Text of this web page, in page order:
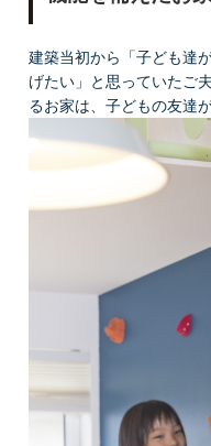
建築当初から「子ども達
げたい」と思っていたご
るお家は、子どもの友達